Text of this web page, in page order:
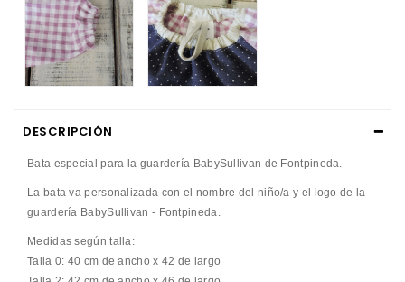
DESCRIPCIÓN
Bata especial para la guardería BabySullivan de Fontpineda.
La bata vapersonalizada con el nombre del niño/a y el logo de la
guardería BabySullivan - Fontpineda.
Medidas según talla:
Talla 0: 40 cm de ancho x 42 de largo